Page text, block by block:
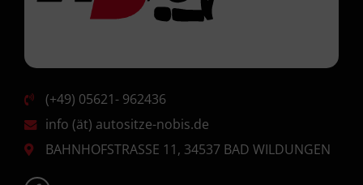
(+49) 05621- 962436
info (ät) autositze-nobis.de
BAHNHOFSTRASSE 11, 34537 BAD WILDUNGEN